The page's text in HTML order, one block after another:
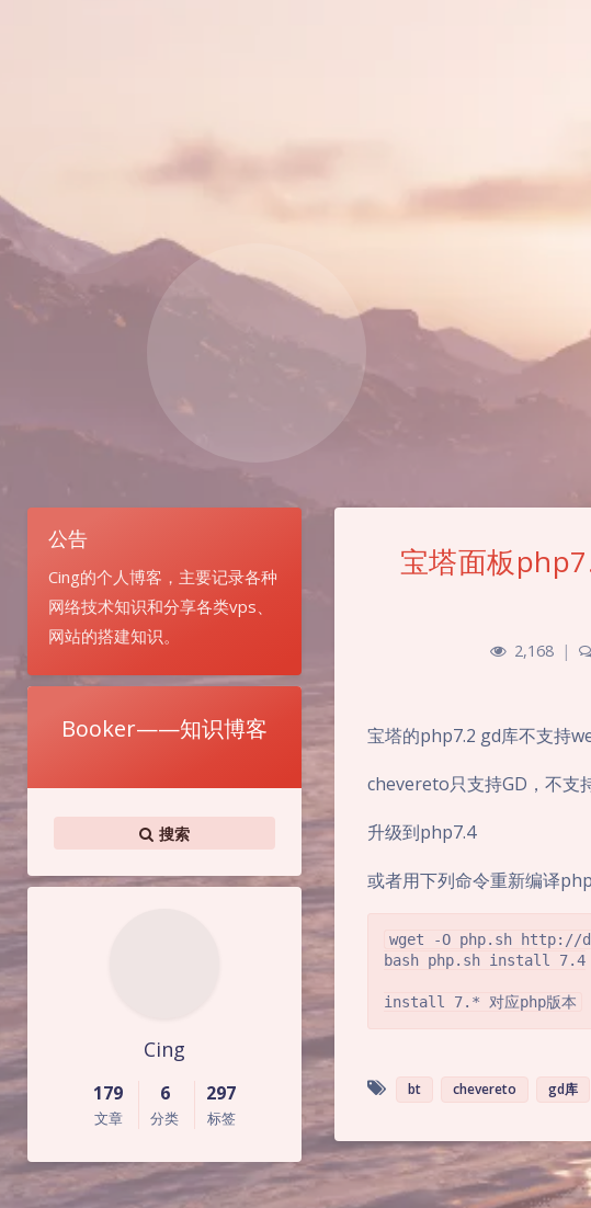
公告
Cing的个人博客，主要记录各种
网络技术知识和分享各类vps、
网站的搭建知识。
Booker——知识博客
搜索
Cing
179
文章
6
分类
297
标签
宝塔面板
2,168 |
宝塔的php7.2 gd库不支持
chevereto只支持GD，不支
升级到php7.4
或者用下列命令重新编译php
wget -O php.sh http://
bash php.sh install 7.4
install 7.* 对应php版本
bt chevereto gd库